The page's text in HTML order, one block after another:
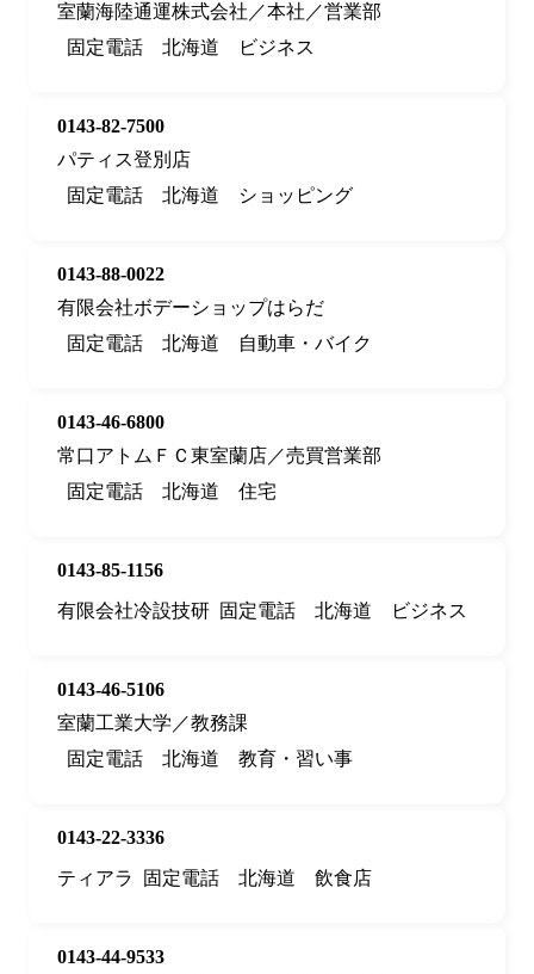
室蘭海陸通運株式会社／本社／営業部
固定電話
北海道 ビジネス
0143-82-7500
パティス登別店
固定電話
北海道 ショッピング
0143-88-0022
有限会社ボデーショップはらだ
固定電話
北海道 自動車・バイク
0143-46-6800
常口アトムＦＣ東室蘭店／売買営業部
固定電話
北海道 住宅
0143-85-1156
有限会社冷設技研 固定電話 北海道 ビジネス
0143-46-5106
室蘭工業大学／教務課
固定電話
北海道 教育・習い事
0143-22-3336
ティアラ
固定電話 北海道 飲食店
0143-44-9533